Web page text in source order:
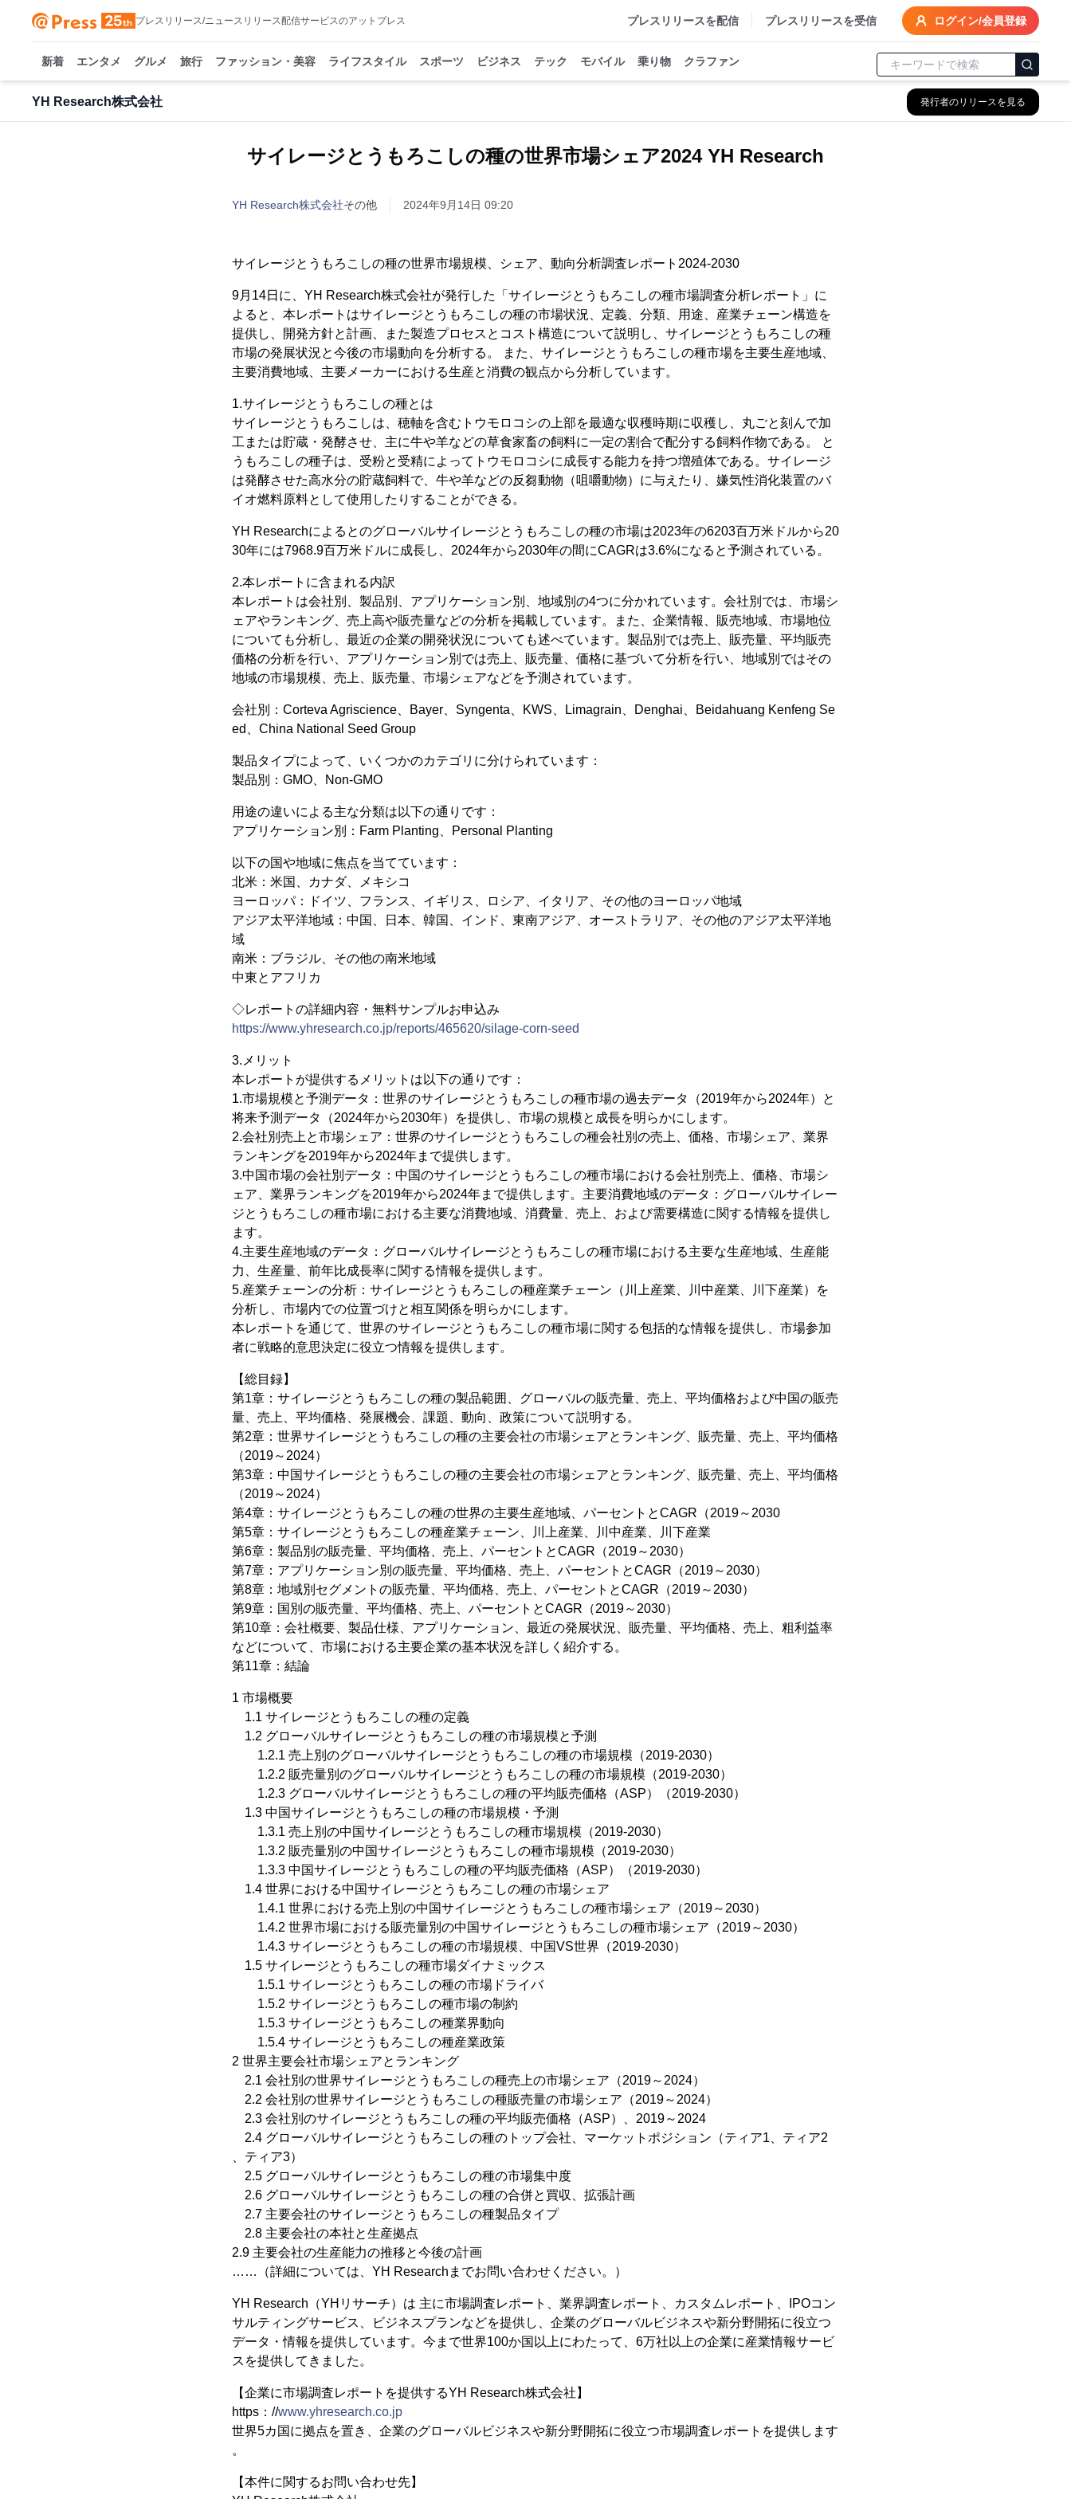
プレスリリース/ニュースリリース配信サービスのアットプレス プレスリリースを配信 プレスリリースを受信 ログイン/会員登録
新着 エンタメ グルメ 旅行 ファッション・美容 ライフスタイル スポーツ ビジネス テック モバイル 乗り物 クラファン
YH Research株式会社 発行者のリリースを見る
サイレージとうもろこしの種の世界市場シェア2024 YH Research
YH Research株式会社その他 2024年9月14日 09:20
サイレージとうもろこしの種の世界市場規模、シェア、動向分析調査レポート2024-2030
9月14日に、YH Research株式会社が発行した「サイレージとうもろこしの種市場調査分析レポート」に
よると、本レポートはサイレージとうもろこしの種の市場状況、定義、分類、用途、産業チェーン構造を
提供し、開発方針と計画、また製造プロセスとコスト構造について説明し、サイレージとうもろこしの種
市場の発展状況と今後の市場動向を分析する。 また、サイレージとうもろこしの種市場を主要生産地域、
主要消費地域、主要メーカーにおける生産と消費の観点から分析しています。
1.サイレージとうもろこしの種とは
サイレージとうもろこしは、穂軸を含むトウモロコシの上部を最適な収穫時期に収穫し、丸ごと刻んで加
工または貯蔵・発酵させ、主に牛や羊などの草食家畜の飼料に一定の割合で配分する飼料作物である。 と
うもろこしの種子は、受粉と受精によってトウモロコシに成長する能力を持つ増殖体である。サイレージ
は発酵させた高水分の貯蔵飼料で、牛や羊などの反芻動物（咀嚼動物）に与えたり、嫌気性消化装置のバ
イオ燃料原料として使用したりすることができる。
YH Researchによるとのグローバルサイレージとうもろこしの種の市場は2023年の6203百万米ドルから20
30年には7968.9百万米ドルに成長し、2024年から2030年の間にCAGRは3.6%になると予測されている。
2.本レポートに含まれる内訳
本レポートは会社別、製品別、アプリケーション別、地域別の4つに分かれています。会社別では、市場シ
ェアやランキング、売上高や販売量などの分析を掲載しています。また、企業情報、販売地域、市場地位
についても分析し、最近の企業の開発状況についても述べています。製品別では売上、販売量、平均販売
価格の分析を行い、アプリケーション別では売上、販売量、価格に基づいて分析を行い、地域別ではその
地域の市場規模、売上、販売量、市場シェアなどを予測されています。
会社別：Corteva Agriscience、Bayer、Syngenta、KWS、Limagrain、Denghai、Beidahuang Kenfeng Se
ed、China National Seed Group
製品タイプによって、いくつかのカテゴリに分けられています：
製品別：GMO、Non-GMO
用途の違いによる主な分類は以下の通りです：
アプリケーション別：Farm Planting、Personal Planting
以下の国や地域に焦点を当てています：
北米：米国、カナダ、メキシコ
ヨーロッパ：ドイツ、フランス、イギリス、ロシア、イタリア、その他のヨーロッパ地域
アジア太平洋地域：中国、日本、韓国、インド、東南アジア、オーストラリア、その他のアジア太平洋地
域
南米：ブラジル、その他の南米地域
中東とアフリカ
◇レポートの詳細内容・無料サンプルお申込み
https://www.yhresearch.co.jp/reports/465620/silage-corn-seed
3.メリット
本レポートが提供するメリットは以下の通りです：
1.市場規模と予測データ：世界のサイレージとうもろこしの種市場の過去データ（2019年から2024年）と
将来予測データ（2024年から2030年）を提供し、市場の規模と成長を明らかにします。
2.会社別売上と市場シェア：世界のサイレージとうもろこしの種会社別の売上、価格、市場シェア、業界
ランキングを2019年から2024年まで提供します。
3.中国市場の会社別データ：中国のサイレージとうもろこしの種市場における会社別売上、価格、市場シ
ェア、業界ランキングを2019年から2024年まで提供します。主要消費地域のデータ：グローバルサイレー
ジとうもろこしの種市場における主要な消費地域、消費量、売上、および需要構造に関する情報を提供し
ます。
4.主要生産地域のデータ：グローバルサイレージとうもろこしの種市場における主要な生産地域、生産能
力、生産量、前年比成長率に関する情報を提供します。
5.産業チェーンの分析：サイレージとうもろこしの種産業チェーン（川上産業、川中産業、川下産業）を
分析し、市場内での位置づけと相互関係を明らかにします。
本レポートを通じて、世界のサイレージとうもろこしの種市場に関する包括的な情報を提供し、市場参加
者に戦略的意思決定に役立つ情報を提供します。
【総目録】
第1章：サイレージとうもろこしの種の製品範囲、グローバルの販売量、売上、平均価格および中国の販売
量、売上、平均価格、発展機会、課題、動向、政策について説明する。
第2章：世界サイレージとうもろこしの種の主要会社の市場シェアとランキング、販売量、売上、平均価格
（2019～2024）
第3章：中国サイレージとうもろこしの種の主要会社の市場シェアとランキング、販売量、売上、平均価格
（2019～2024）
第4章：サイレージとうもろこしの種の世界の主要生産地域、パーセントとCAGR（2019～2030
第5章：サイレージとうもろこしの種産業チェーン、川上産業、川中産業、川下産業
第6章：製品別の販売量、平均価格、売上、パーセントとCAGR（2019～2030）
第7章：アプリケーション別の販売量、平均価格、売上、パーセントとCAGR（2019～2030）
第8章：地域別セグメントの販売量、平均価格、売上、パーセントとCAGR（2019～2030）
第9章：国別の販売量、平均価格、売上、パーセントとCAGR（2019～2030）
第10章：会社概要、製品仕様、アプリケーション、最近の発展状況、販売量、平均価格、売上、粗利益率
などについて、市場における主要企業の基本状況を詳しく紹介する。
第11章：結論
1 市場概要
1.1 サイレージとうもろこしの種の定義
1.2 グローバルサイレージとうもろこしの種の市場規模と予測
1.2.1 売上別のグローバルサイレージとうもろこしの種の市場規模（2019-2030）
1.2.2 販売量別のグローバルサイレージとうもろこしの種の市場規模（2019-2030）
1.2.3 グローバルサイレージとうもろこしの種の平均販売価格（ASP）（2019-2030）
1.3 中国サイレージとうもろこしの種の市場規模・予測
1.3.1 売上別の中国サイレージとうもろこしの種市場規模（2019-2030）
1.3.2 販売量別の中国サイレージとうもろこしの種市場規模（2019-2030）
1.3.3 中国サイレージとうもろこしの種の平均販売価格（ASP）（2019-2030）
1.4 世界における中国サイレージとうもろこしの種の市場シェア
1.4.1 世界における売上別の中国サイレージとうもろこしの種市場シェア（2019～2030）
1.4.2 世界市場における販売量別の中国サイレージとうもろこしの種市場シェア（2019～2030）
1.4.3 サイレージとうもろこしの種の市場規模、中国VS世界（2019-2030）
1.5 サイレージとうもろこしの種市場ダイナミックス
1.5.1 サイレージとうもろこしの種の市場ドライバ
1.5.2 サイレージとうもろこしの種市場の制約
1.5.3 サイレージとうもろこしの種業界動向
1.5.4 サイレージとうもろこしの種産業政策
2 世界主要会社市場シェアとランキング
2.1 会社別の世界サイレージとうもろこしの種売上の市場シェア（2019～2024）
2.2 会社別の世界サイレージとうもろこしの種販売量の市場シェア（2019～2024）
2.3 会社別のサイレージとうもろこしの種の平均販売価格（ASP）、2019～2024
2.4 グローバルサイレージとうもろこしの種のトップ会社、マーケットポジション（ティア1、ティア2
、ティア3）
2.5 グローバルサイレージとうもろこしの種の市場集中度
2.6 グローバルサイレージとうもろこしの種の合併と買収、拡張計画
2.7 主要会社のサイレージとうもろこしの種製品タイプ
2.8 主要会社の本社と生産拠点
2.9 主要会社の生産能力の推移と今後の計画
……（詳細については、YH Researchまでお問い合わせください。）
YH Research（YHリサーチ）は 主に市場調査レポート、業界調査レポート、カスタムレポート、IPOコン
サルティングサービス、ビジネスプランなどを提供し、企業のグローバルビジネスや新分野開拓に役立つ
データ・情報を提供しています。今まで世界100か国以上にわたって、6万社以上の企業に産業情報サービ
スを提供してきました。
【企業に市場調査レポートを提供するYH Research株式会社】
https：//www.yhresearch.co.jp
世界5カ国に拠点を置き、企業のグローバルビジネスや新分野開拓に役立つ市場調査レポートを提供します
。
【本件に関するお問い合わせ先】